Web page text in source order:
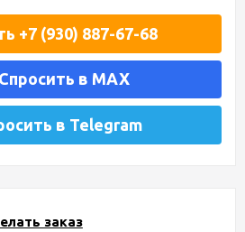
+7 (930) 887-67-68
Спросить в MAX
в Telegram
заказ